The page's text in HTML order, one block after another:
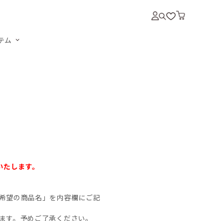
ム
します。
の商品名」を内容欄にご記
。予めご了承ください。